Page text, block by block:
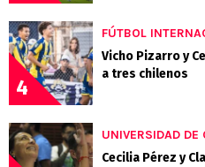
4
FÚTBOL
Vicho Pizarro y
a tres chilenos
UNIVERSIDAD DE
Cecilia Pérez y